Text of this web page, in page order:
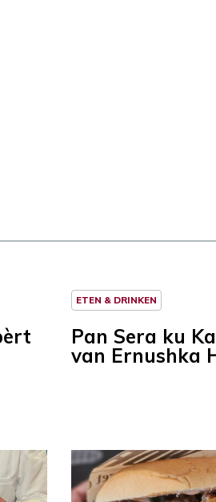
ETEN & DRINKEN
Pan Sera ku
van Ernushka